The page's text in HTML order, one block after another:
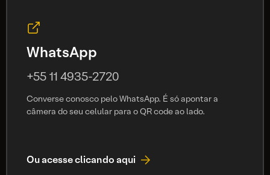
WhatsApp
+55 11 4935-2720
Converse conosco pelo WhatsApp. É só apontar a
câmera do seu celular para o QR code ao lado.
Ou acesse clicando aqui